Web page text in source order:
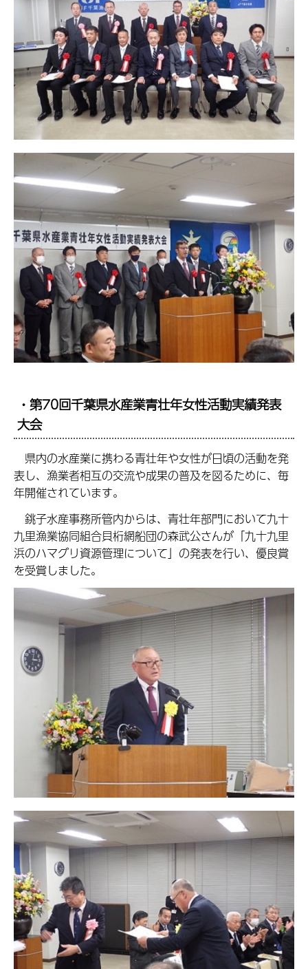
・第70回千葉県水産業青壮年女性活動実績発表
大会
県内の水産業に携わる青壮年や女性が日頃の活動を発
表し、漁業者相互の交流や成果の普及を図るために、毎
年開催されています。
銚子水産事務所管内からは、青壮年部門において九十
九里漁業協同組合貝桁網船団の森武公さんが「九十九里
浜のハマグリ資源管理について」の発表を行い、優良賞
を受賞しました。